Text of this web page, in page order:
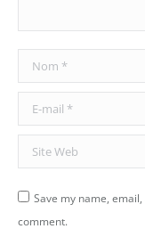
Nom *
E-mail *
Site Web
Save my name,
comment.